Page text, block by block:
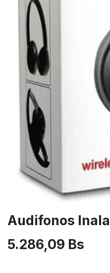
Audifonos
5.286,09 Bs